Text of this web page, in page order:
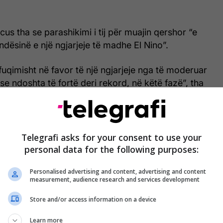
tha se parashikimi i tij për muajin qershor “e
e një ngjarjeje të madhe El Nino”.
në favor të një ngjarjeje nga të moderuar
ndoshta të fortë deri rekord, në këtë fazë”, tha
Carlo Buontempo, për AFP.
Pse po shohim rekorde temperaturash
gjithnjë e më ekstreme?
parashikimet për El Nino nga nëntë prej
meteorologjike në botë - përfshirë ato në
Telegrafi asks for your consent to use your
personal data for the following purposes:
Personalised advertising and content, advertising and content
measurement, audience research and services development
Store and/or access information on a device
Learn more